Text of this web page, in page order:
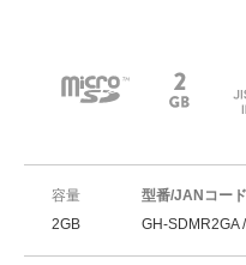
容量
型番/JANコード
2GB
GH-SDMR2GA